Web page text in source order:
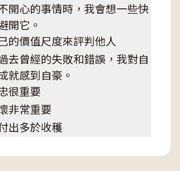
開心的事情時，我會想一些快
開它。
的價值尺度來評判他人
去曾經的失敗和錯誤，我對自
就感到自豪。
很重要
非常重要
出多於收穫